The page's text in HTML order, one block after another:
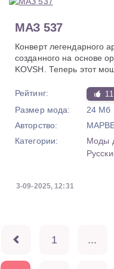
МАЗ 537
Конверт легендарного
созданного на основе
KOVSH. Теперь этот
Рейтинг: 11
Размер мода:
24 Мб
Авторство:
Категории:
Моды
3-09-2025, 12:31
1 ...